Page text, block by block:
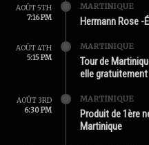
AOÛT 5TH
7:16 PM
MARTINIQUE
Hermann Rose -
AOÛT 4TH
5:15 PM
MARTINIQUE
Tour de
elle
AOÛT 3RD
6:30 PM
MARTINIQUE
Produit de 1ère
Martinique